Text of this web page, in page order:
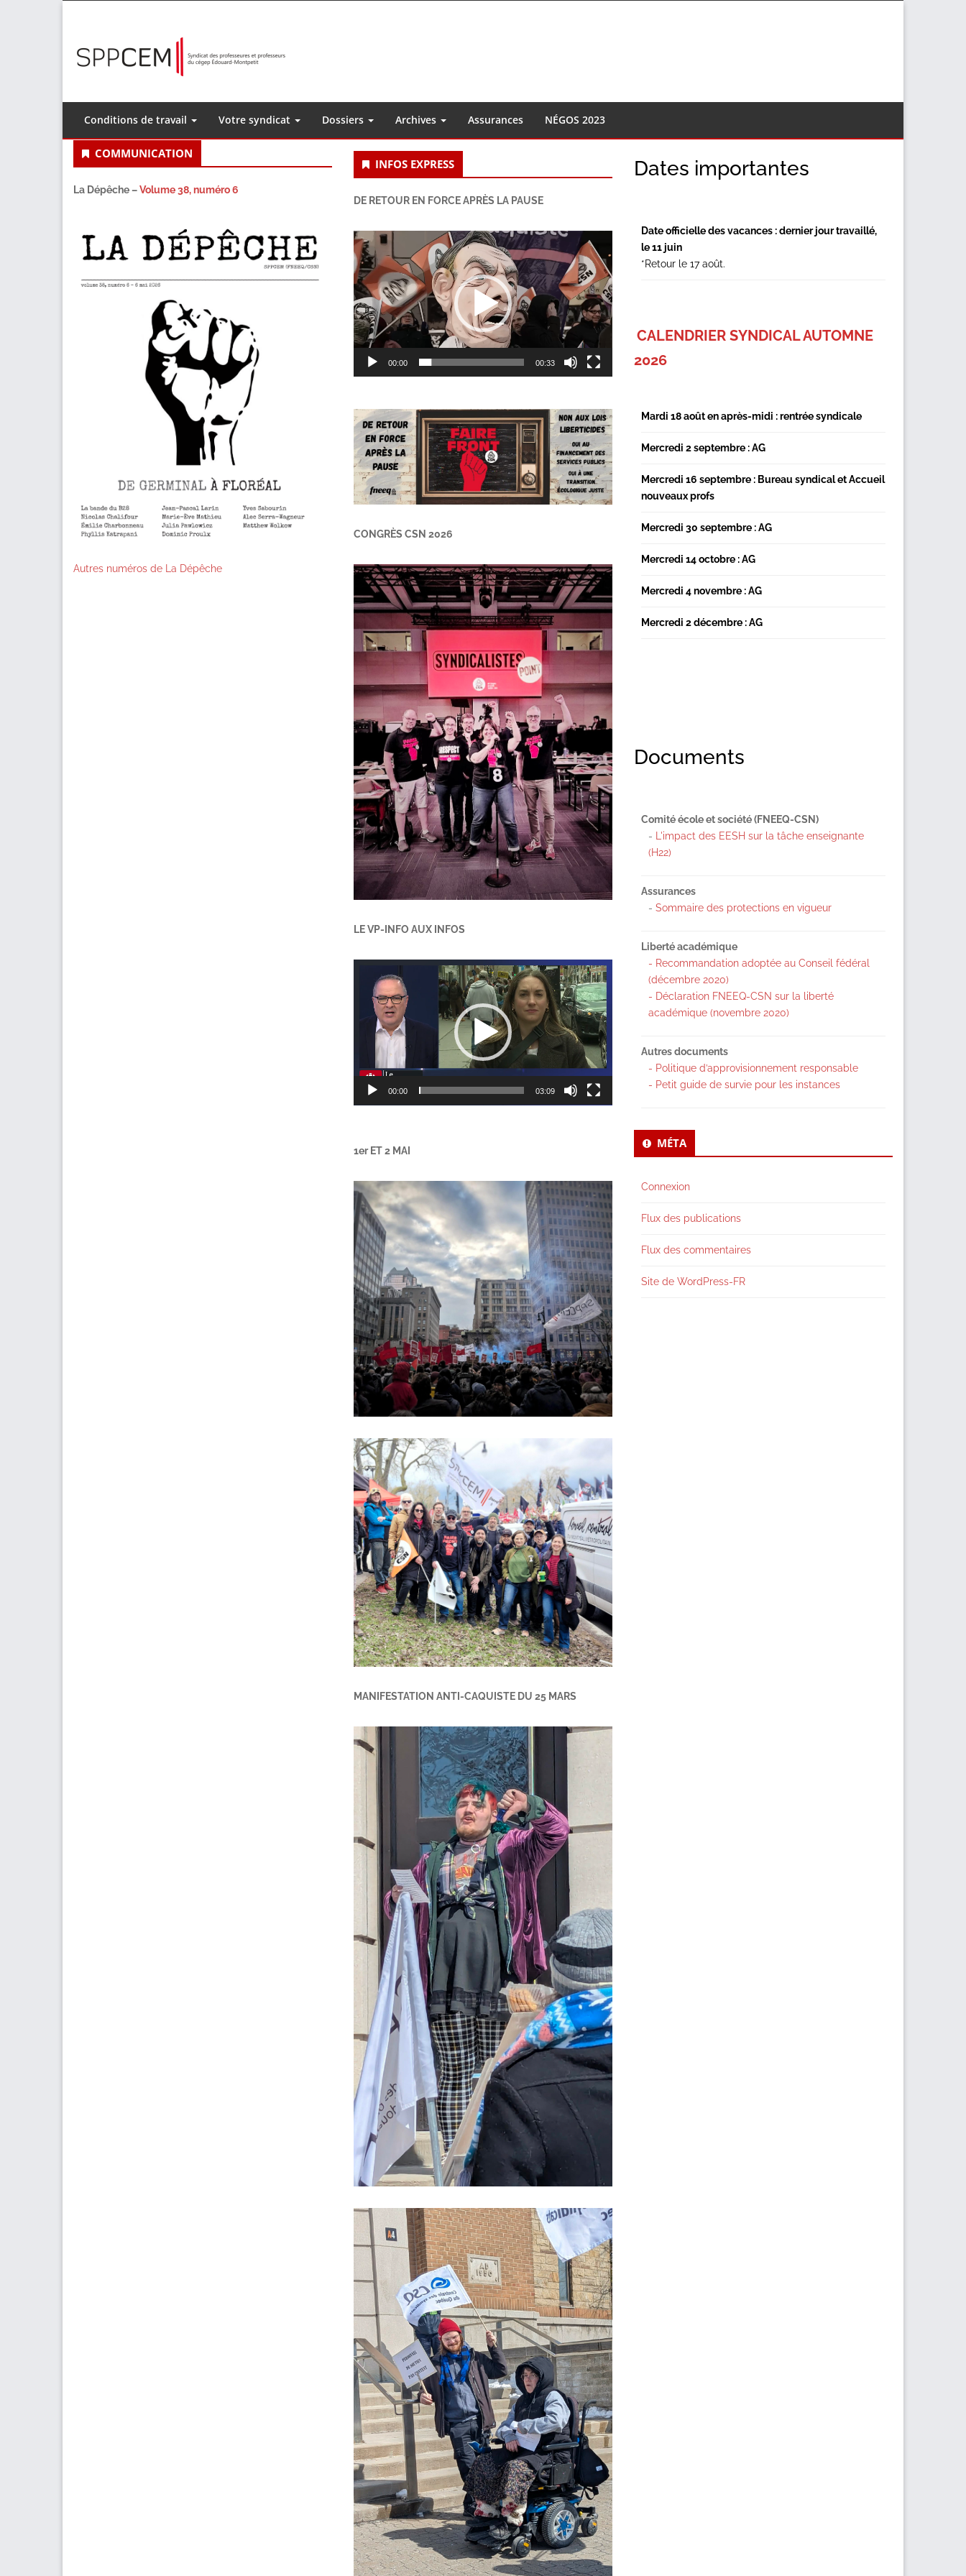
Conditions de travail Votre syndicat Dossiers Archives Assurances NÉGOS 2023
COMMUNICATION
La Dépêche –Volume 38, numéro 6
Autres numéros de La Dépêche
INFOS EXPRESS
DE RETOUR EN FORCE APRÈS LA PAUSE
Lecteur
vidéo
00:00 00:33
CONGRÈS CSN 2026
LE VP-INFO AUX INFOS
vidéo
00:00 03:09
1er ET 2 MAI
MANIFESTATION ANTI-CAQUISTE DU 25 MARS
Secondary
Sidebar
Dates importantes
Date officielle des vacances : dernier jour travaillé,
le 11 juin
*Retour le 17 août.
CALENDRIER SYNDICAL AUTOMNE
2026
Mardi 18 août en après-midi : rentrée syndicale
Mercredi 2 septembre : AG
Mercredi 16 septembre : Bureau syndical et Accueil
nouveaux profs
Mercredi 30 septembre : AG
Mercredi 14 octobre : AG
Mercredi 4 novembre : AG
Mercredi 2 décembre : AG
Documents
Comité école et société (FNEEQ-CSN)
-
L'impact des EESH sur la tâche enseignante
(H22)
Assurances
- Sommaire des protections en vigueur
Liberté académique
- Recommandation adoptée au Conseil fédéral
(décembre 2020)
- Déclaration FNEEQ-CSN sur la liberté
académique (novembre 2020)
Autres documents
- Politique d’approvisionnement responsable
- Petit guide de survie pour les instances
MÉTA
Connexion
Flux des publications
Flux des commentaires
Site de WordPress-FR